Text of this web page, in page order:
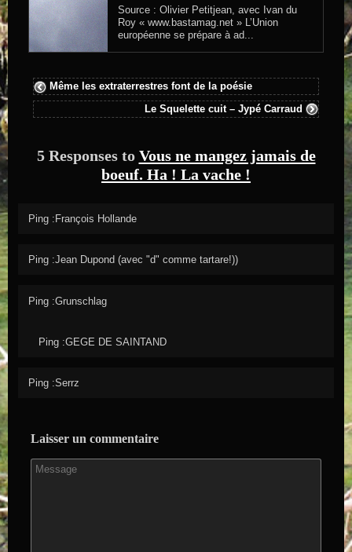
Source : Olivier Petitjean, avec Ivan du
Roy « www.bastamag.net » L’Union
européenne se prépare à ad...
Même les extraterrestres font de la poésie
Le Squelette cuit – Jypé Carraud
5 Responses to Vous ne mangez jamais de
boeuf. Ha ! La vache !
Ping :François Hollande
Ping :Jean Dupond (avec "d" comme tartare!))
Ping :Grunschlag
Ping :GEGE DE SAINTAND
Ping :Serrz
Laisser un commentaire